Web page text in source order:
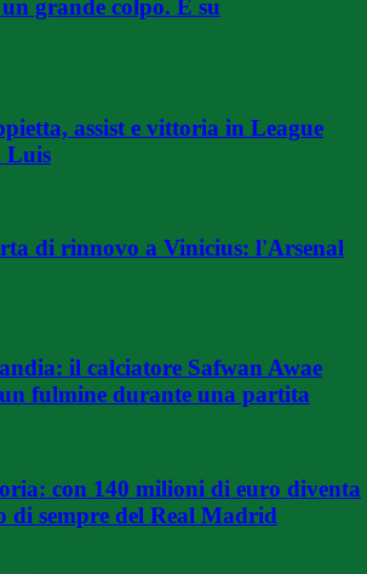
grande colpo. E su
assist e vittoria in League
Luis
di rinnovo a Vinicius: l'Arsenal
il calciatore Safwan Awae
fulmine durante una partita
con 140 milioni di euro diventa
di sempre del Real Madrid